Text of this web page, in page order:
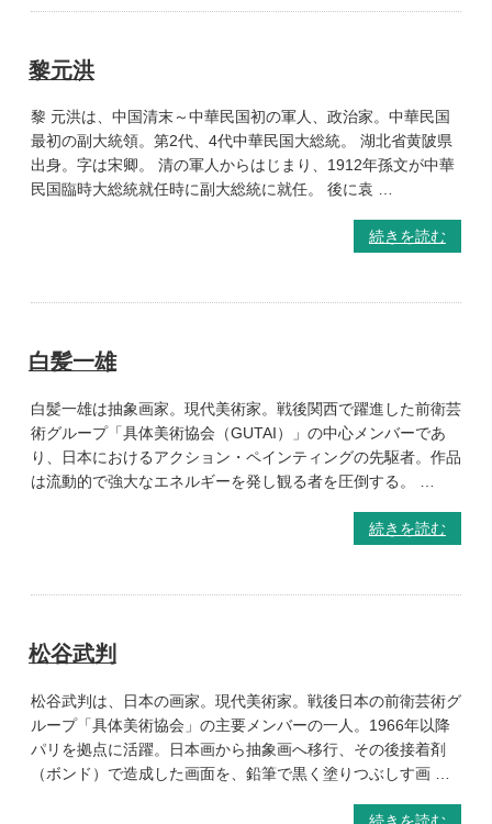
黎元洪
黎 元洪は、中国清末～中華民国初の軍人、政治家。中華民国
最初の副大統領。第2代、4代中華民国大総統。 湖北省黄陂県
出身。字は宋卿。 清の軍人からはじまり、1912年孫文が中華
民国臨時大総統就任時に副大総統に就任。 後に袁 …
続きを読む
白髪一雄
白髪一雄は抽象画家。現代美術家。戦後関西で躍進した前衛芸
術グループ「具体美術協会（GUTAI）」の中心メンバーであ
り、日本におけるアクション・ペインティングの先駆者。作品
は流動的で強大なエネルギーを発し観る者を圧倒する。 …
続きを読む
松谷武判
松谷武判は、日本の画家。現代美術家。戦後日本の前衛芸術グ
ループ「具体美術協会」の主要メンバーの一人。1966年以降
パリを拠点に活躍。日本画から抽象画へ移行、その後接着剤
（ボンド）で造成した画面を、鉛筆で黒く塗りつぶしす画 …